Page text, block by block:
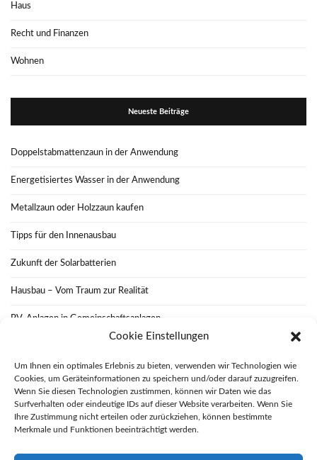
Cookie Einstellungen
Um Ihnen ein optimales Erlebnis zu bieten, verwenden wir Technologien wie
Cookies, um Geräteinformationen zu speichern und/oder darauf zuzugreifen.
Wenn Sie diesen Technologien zustimmen, können wir Daten wie das
Surfverhalten oder eindeutige IDs auf dieser Website verarbeiten. Wenn Sie
Ihre Zustimmung nicht erteilen oder zurückziehen, können bestimmte
Merkmale und Funktionen beeinträchtigt werden.
Haus
Recht und Finanzen
Wohnen
Neueste Beiträge
Doppelstabmattenzaun in der Anwendung
Energetisiertes Wasser in der Anwendung
Metallzaun oder Holzzaun kaufen
Tipps für den Innenausbau
Zukunft der Solarbatterien
Hausbau – Vom Traum zur Realität
PV-Anlagen in Gemeinschaftsanlagen
Das Flair von Altbauten bewahren
Solarenergie und Net Metering
Datenschutzerklärung Haftungsausschluss Impressum